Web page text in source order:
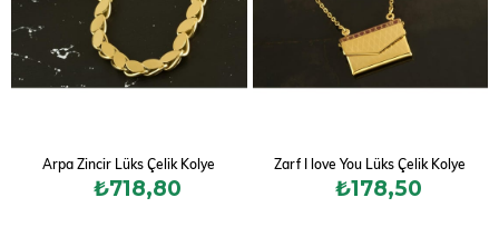
Arpa Zincir Lüks Çelik Kolye
₺718,80
Zarf I love You Lüks Çelik Kolye
₺178,50